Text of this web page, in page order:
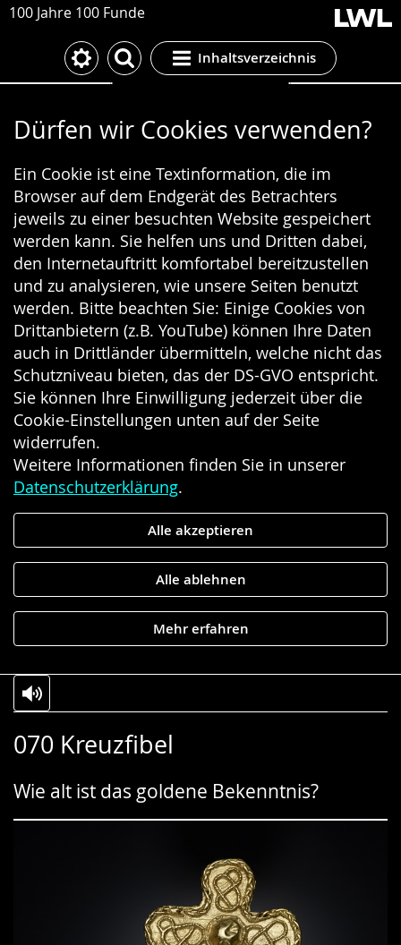
100 Jahre 100 Funde
Inhaltsverzeichnis
Cookie-Einstellungen
Dürfen wir Cookies verwenden?
Ein Cookie ist eine Textinformation, die im
Browser auf dem Endgerät des Betrachters
jeweils zu einer besuchten Website gespeichert
werden kann. Sie helfen uns und Dritten dabei,
den Internetauftritt komfortabel bereitzustellen
und zu analysieren, wie unsere Seiten benutzt
werden. Bitte beachten Sie: Einige Cookies von
Drittanbietern (z.B. YouTube) können Ihre Daten
auch in Drittländer übermitteln, welche nicht das
Schutzniveau bieten, das der DS-GVO entspricht.
Sie können Ihre Einwilligung jederzeit über die
Cookie-Einstellungen unten auf der Seite
widerrufen.
Weitere Informationen finden Sie in unserer
Datenschutzerklärung.
Alle akzeptieren
Alle ablehnen
Mehr erfahren
070 Kreuzfibel
Wie alt ist das goldene Bekenntnis?
Leichten
wechseln.
Audio-
Video
Deutscher
Gebärdensprache